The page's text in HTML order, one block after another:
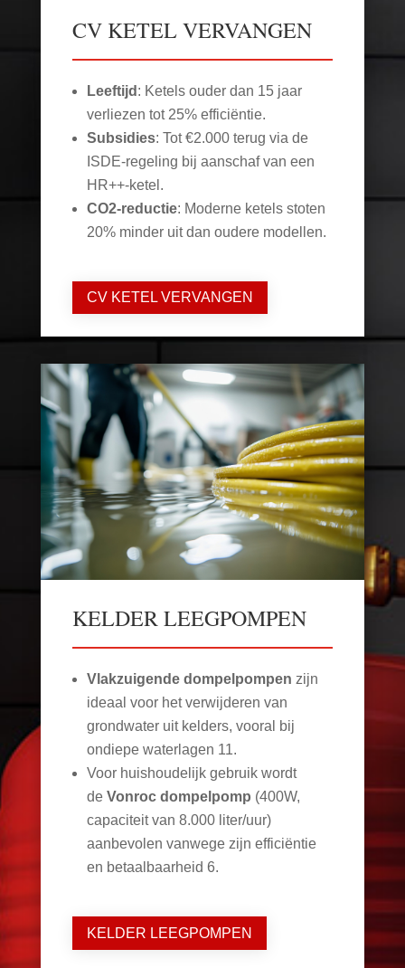
CV KETEL VERVANGEN
Leeftijd : Ketels ouder dan 15 jaar
verliezen tot 25% efficiëntie.
Subsidies: Tot €2.000 terug via de
ISDE-regeling bij aanschaf van een
HR++-ketel.
CO2-reductie: Moderne ketels stoten
20% minder uit dan oudere modellen.
CV KETEL VERVANGEN
KELDER LEEGPOMPEN
Vlakzuigende dompelpompen zijn
ideaal voor het verwijderen van
grondwater uit kelders, vooral bij
ondiepe waterlagen 11.
Voor huishoudelijk gebruik wordt
de Vonroc dompelpomp (400W,
capaciteit van 8.000 liter/uur)
aanbevolen vanwege zijn efficiëntie
en betaalbaarheid 6.
KELDER LEEGPOMPEN